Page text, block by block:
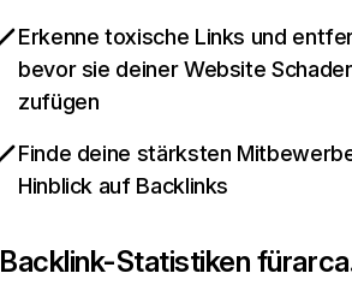
Erkenne toxische Links und
bevor sie deiner Website
zufügen
Finde deine stärksten
Hinblick auf Backlinks
Backlink-Statistiken für